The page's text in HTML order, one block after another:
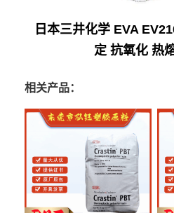
日本三井化学 EVA
定 抗氧化 热
相关产品：